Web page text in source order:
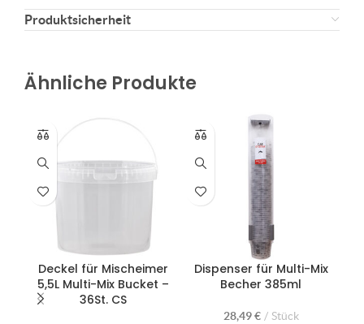
Produktsicherheit
Ähnliche Produkte
Deckel für Mischeimer
5,5L Multi-Mix Bucket –
36St. CS
Dispenser für Multi-Mix
Becher 385ml
28,49€ Stück